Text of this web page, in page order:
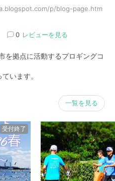
p/blog-page.htm
0 レビューを見る
を拠点に活動するプロギングコ
います。
一覧を見る
受付終了